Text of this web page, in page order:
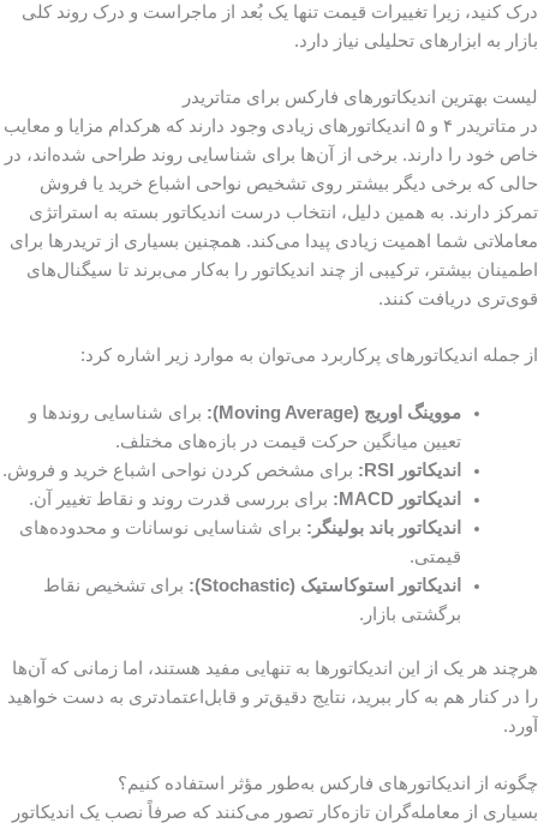
درک کنید، زیرا تغییرات قیمت تنها یک بُعد از ماجراست و درک روند کلی
بازار به ابزارهای تحلیلی نیاز دارد.
لیست بهترین اندیکاتورهای فارکس برای متاتریدر
در متاتریدر ۴ و ۵ اندیکاتورهای زیادی وجود دارند که هرکدام مزایا و معایب
خاص خود را دارند. برخی از آن‌ها برای شناسایی روند طراحی شده‌اند، در
حالی که برخی دیگر بیشتر روی تشخیص نواحی اشباع خرید یا فروش
تمرکز دارند. به همین دلیل، انتخاب درست اندیکاتور بسته به استراتژی
معاملاتی شما اهمیت زیادی پیدا می‌کند. همچنین بسیاری از تریدرها برای
اطمینان بیشتر، ترکیبی از چند اندیکاتور را به‌کار می‌برند تا سیگنال‌های
قوی‌تری دریافت کنند.
از جمله اندیکاتورهای پرکاربرد می‌توان به موارد زیر اشاره کرد:
مووینگ اوریج (Moving Average):
برای شناسایی روندها و
تعیین میانگین حرکت قیمت در بازه‌های مختلف.
اندیکاتور RSI:
برای مشخص کردن نواحی اشباع خرید و فروش.
اندیکاتور MACD:
برای بررسی قدرت روند و نقاط تغییر آن.
اندیکاتور باند بولینگر: برای شناسایی نوسانات و محدوده‌های
قیمتی.
اندیکاتور استوکاستیک (Stochastic):
برای تشخیص نقاط
برگشتی بازار.
هرچند هر یک از این اندیکاتورها به تنهایی مفید هستند، اما زمانی که آن‌ها
را در کنار هم به کار ببرید، نتایج دقیق‌تر و قابل‌اعتمادتری به دست خواهید
آورد.
چگونه از اندیکاتورهای فارکس به‌طور مؤثر استفاده کنیم؟
بسیاری از معامله‌گران تازه‌کار تصور می‌کنند که صرفاً نصب یک اندیکاتور